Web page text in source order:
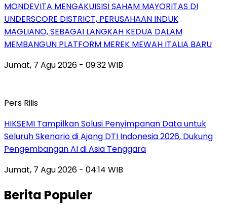
MONDEVITA MENGAKUISISI SAHAM MAYORITAS DI
UNDERSCORE DISTRICT, PERUSAHAAN INDUK
MAGLIANO, SEBAGAI LANGKAH KEDUA DALAM
MEMBANGUN PLATFORM MEREK MEWAH ITALIA BARU
Jumat, 7 Agu 2026 - 09:32 WIB
Pers Rilis
HIKSEMI Tampilkan Solusi Penyimpanan Data untuk
Seluruh Skenario di Ajang DTI Indonesia 2026, Dukung
Pengembangan AI di Asia Tenggara
Jumat, 7 Agu 2026 - 04:14 WIB
Berita Populer